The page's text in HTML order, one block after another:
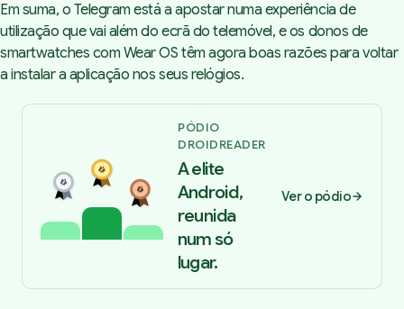
Em suma, o Telegramestá a apostar numa experiência de
utilização que vai além do ecrã do telemóvel, e os donos de
smartwatches com Wear OS têm agora boas razões para voltar
a instalar a aplicação nos seus relógios.
PÓDIO
DROIDREADER
A elite
Android,
reunida
num só
lugar.
Ver o pódio